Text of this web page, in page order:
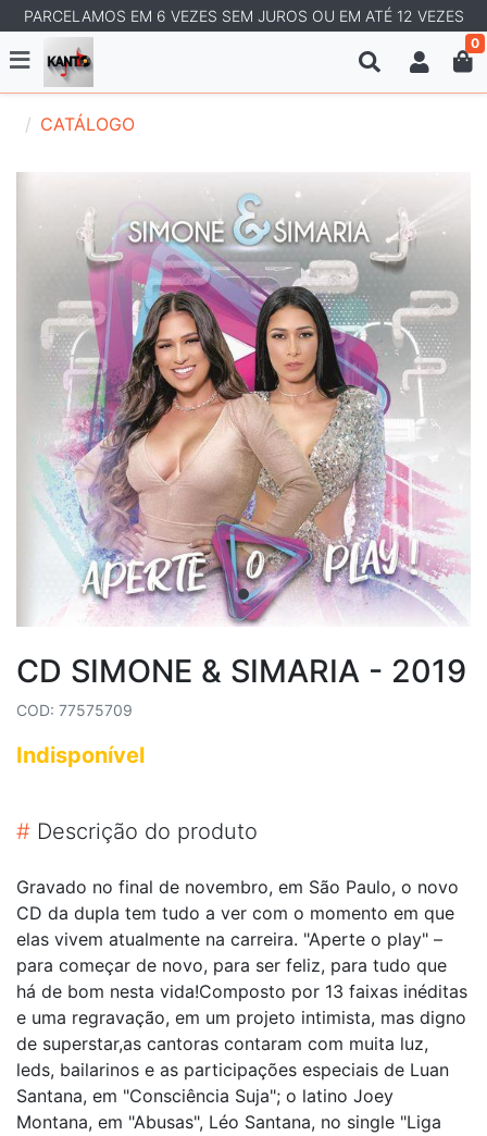
PARCELAMOS EM 6 VEZES SEM JUROS OU EM ATÉ 12 VEZES
0
CATÁLOGO
CD SIMONE & SIMARIA - 2019
COD: 77575709
Indisponível
# Descrição do produto
Gravado no final de novembro, em São Paulo, o novo
CD da dupla tem tudo a ver com o momento em que
elas vivem atualmente na carreira. "Aperte o play" –
para começar de novo, para ser feliz, para tudo que
há de bom nesta vida!Composto por 13 faixas inéditas
e uma regravação, em um projeto intimista, mas digno
de superstar,as cantoras contaram com muita luz,
leds, bailarinos e as participações especiais de Luan
Santana, em "Consciência Suja"; o latino Joey
Montana, em "Abusas", Léo Santana, no single "Liga